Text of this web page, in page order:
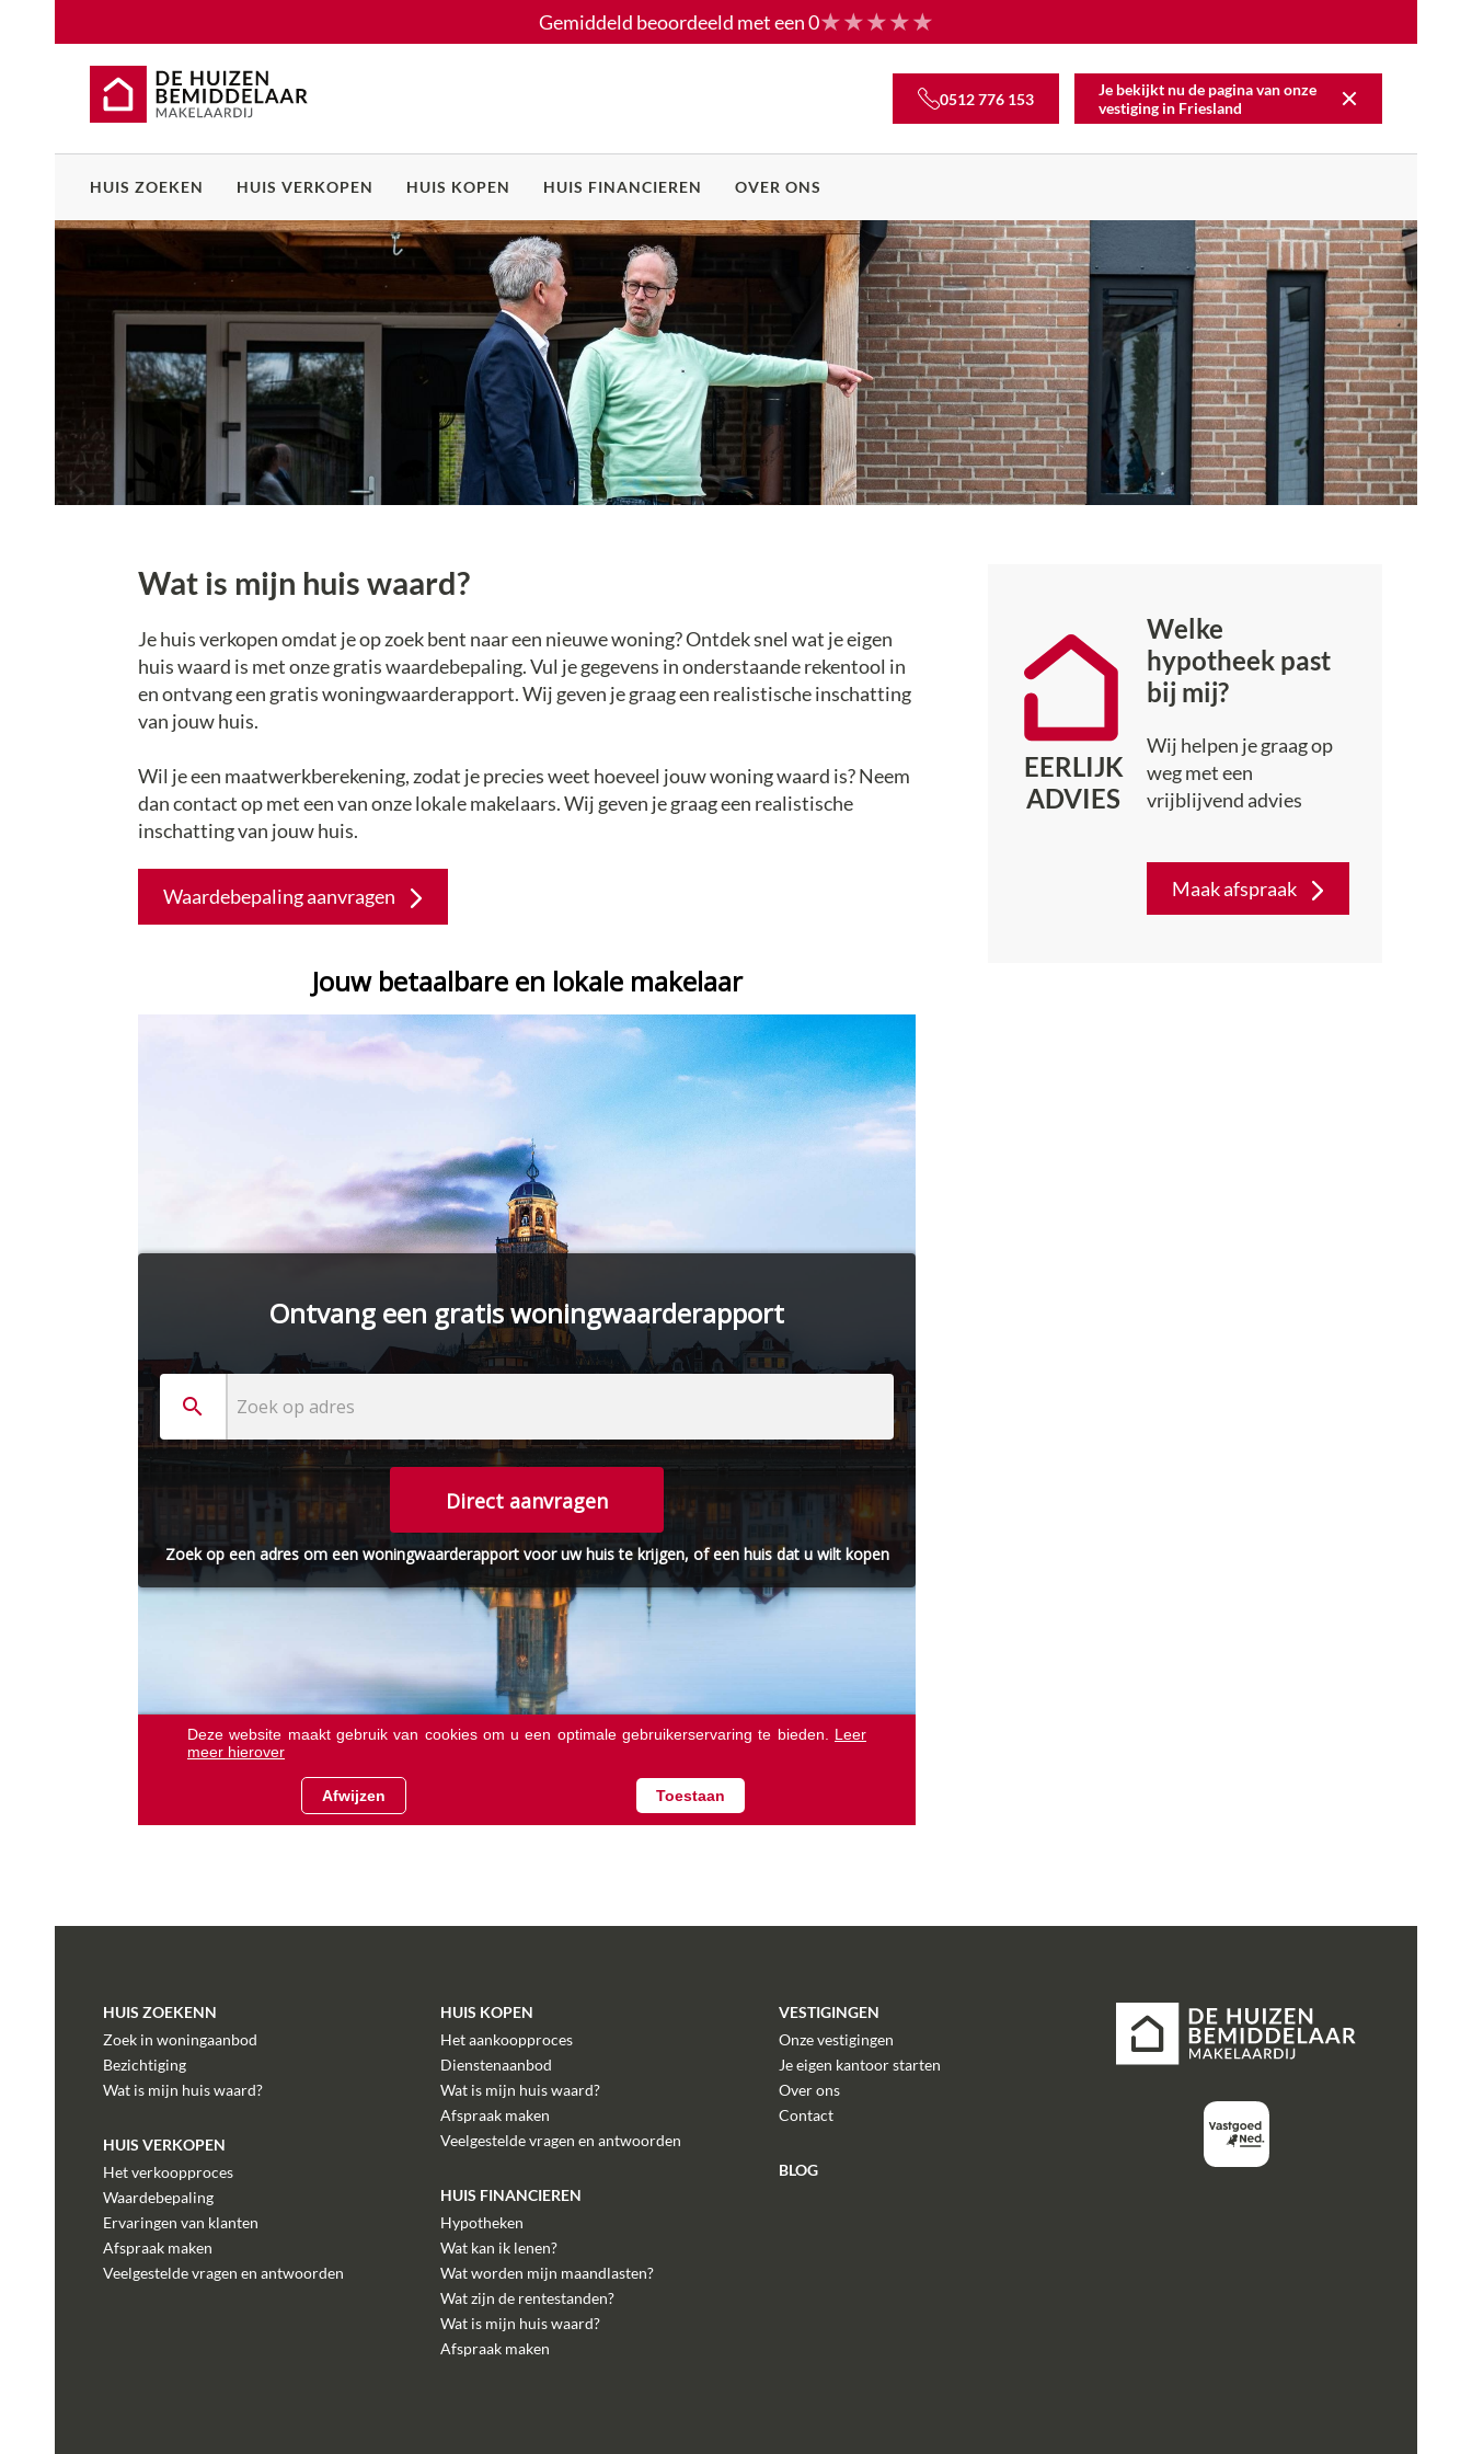
Gemiddeld beoordeeld met een0
0512 776 153
Je bekijkt nu de pagina van onze
vestiging in Friesland
HUIS ZOEKEN HUIS VERKOPEN HUIS KOPEN HUIS FINANCIEREN OVER ONS
Wat is mijn huis waard?
Je huis verkopen omdat je op zoek bent naar een nieuwe woning? Ontdek snel wat je eigen
huis waard is met onze gratis waardebepaling. Vul je gegevens in onderstaande rekentool in
en ontvang een gratis woningwaarderapport. Wij geven je graag een realistische inschatting
van jouw huis.
Wil je een maatwerkberekening, zodat je precies weet hoeveel jouw woning waard is? Neem
dan contact op met een van onze lokale makelaars. Wij geven je graag een realistische
inschatting van jouw huis.
Waardebepaling aanvragen
EERLIJK
ADVIES
Welke
hypotheek past
bij mij?
Wij helpen je graag op
weg met een
vrijblijvend advies
Maak afspraak
HUIS ZOEKENN
Zoek in woningaanbod
Bezichtiging
Wat is mijn huis waard?
HUIS VERKOPEN
Het verkoopproces
Waardebepaling
Ervaringen van klanten
Afspraak maken
Veelgestelde vragen en antwoorden
HUIS KOPEN
Het aankoopproces
Dienstenaanbod
Wat is mijn huis waard?
Afspraak maken
Veelgestelde vragen en antwoorden
HUIS FINANCIEREN
Hypotheken
Wat kan ik lenen?
Wat worden mijn maandlasten?
Wat zijn de rentestanden?
Wat is mijn huis waard?
Afspraak maken
VESTIGINGEN
Onze vestigingen
Je eigen kantoor starten
Over ons
Contact
BLOG